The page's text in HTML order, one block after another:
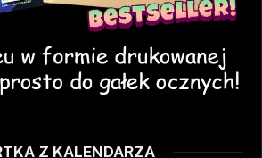
Z KALENDARZA